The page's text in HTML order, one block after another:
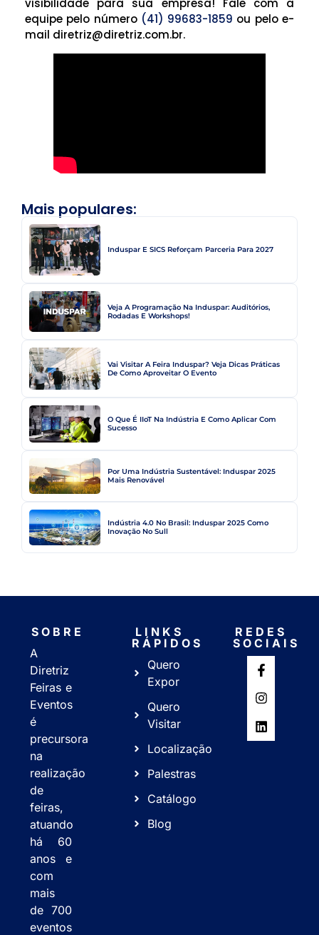
visibilidade para sua empresa! Fale com a
equipe pelo número (41) 99683-1859 ou pelo e-
mail diretriz@diretriz.com.br.
Mais populares:
Induspar E SICS Reforçam Parceria Para 2027
Veja A Programação Na Induspar: Auditórios,
Rodadas E Workshops!
Vai Visitar A Feira Induspar? Veja Dicas Práticas
De Como Aproveitar O Evento
O Que É IIoT Na Indústria E Como Aplicar Com
Sucesso
Por Uma Indústria Sustentável: Induspar 2025
Mais Renovável
Indústria 4.0 No Brasil: Induspar 2025 Como
Inovação No Sull
SOBRE
A
Diretriz
Feiras e
Eventos
é
precursora
na
realização
de
feiras,
atuando
há 60
anos e
com
mais
de 700
eventos
LINKS
RÁPIDOS
Quero
Expor
Quero
Visitar
Localização
Palestras
Catálogo
Blog
REDES
SOCIAIS